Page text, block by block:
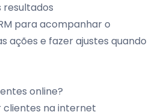
resultados
para acompanhar o
ações e fazer ajustes quando
online?
clientes na internet